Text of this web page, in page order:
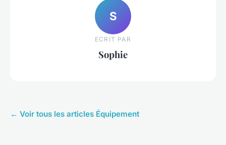
S
ECRIT PAR
Sophie
← Voir tous les articles Équipement